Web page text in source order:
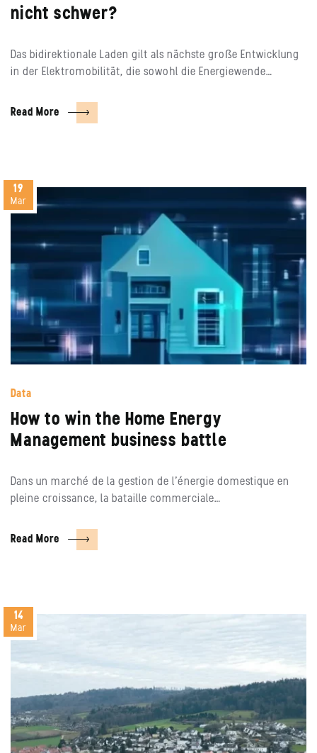
nicht schwer?
Das bidirektionale Laden gilt als nächste große Entwicklung
in der Elektromobilität, die sowohl die Energiewende…
Read More
19
Mar
Data
How to win the Home Energy
Management business battle
Dans un marché de la gestion de l’énergie domestique en
pleine croissance, la bataille commerciale…
Read More
14
Mar